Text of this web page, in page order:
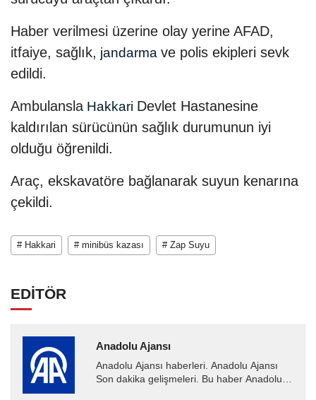
Haber verilmesi üzerine olay yerine AFAD,
itfaiye, sağlık, jandarma ve polis ekipleri sevk
edildi.
AmbulanslaHakkari Devlet Hastanesine
kaldırılan sürücünün sağlık durumunun iyi
olduğu öğrenildi.
Araç, ekskavatöre bağlanarak suyun kenarına
çekildi.
# Hakkari # minibüs kazası # Zap Suyu
EDİTÖR
Anadolu Ajansı
Anadolu Ajansı haberleri. Anadolu Ajansı
Son dakika gelişmeleri. Bu haber Anadolu